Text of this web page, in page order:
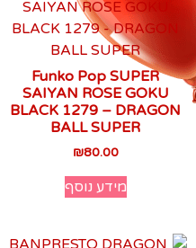
Funko Pop SUPER
SAIYAN ROSE GOKU
BLACK 1279 – DRAGON
BALL SUPER
₪80.00
מידע נוסף